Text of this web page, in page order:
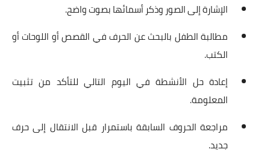
الإشارة إلى الصور وذكر أسمائها بصوت واضح.
مطالبة الطفل بالبحث عن الحرف في القصص أو اللوحات أو
الكتب.
إعادة حل الأنشطة في اليوم التالي للتأكد من تثبيت
المعلومة.
مراجعة الحروف السابقة باستمرار قبل الانتقال إلى حرف
جديد.